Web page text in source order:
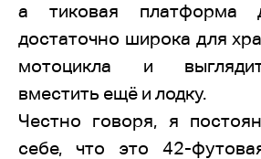
а тиковая платформа
достаточно широка для
мотоцикла и
вместить ещё и лодку.
Честно говоря, я
себе, что это 42-